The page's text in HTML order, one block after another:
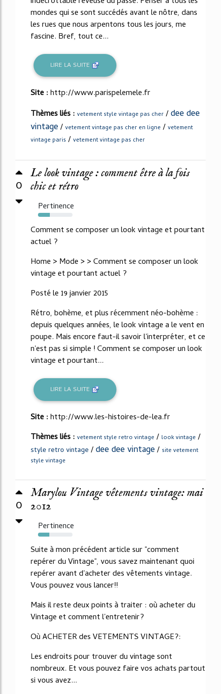
mondes qui se sont succédés avant le nôtre, dans
les rues que nous arpentons tous les jours, me
fascine. Bref, tout ce...
LIRE LA SUITE
Site :http://www.parispelemele.fr
Thèmes liés : vetement style vintage pas cher /dee dee
vintage/ vetement vintage pas cher en ligne / vetement
vintage paris / vetement vintage pas cher
0
Le look vintage : comment être à la fois
chic et rétro
Pertinence
34%
Comment se composer un look vintage et pourtant
actuel ?
Home > Mode > > Comment se composer un look
vintage et pourtant actuel ?
Posté le 19 janvier 2015
Rétro, bohème, et plus récemment néo-bohème :
depuis quelques années, le look vintage a le vent en
poupe. Mais encore faut-il savoir l'interpréter, et ce
n'est pas si simple ! Comment se composer un look
vintage et pourtant...
LIRE LA SUITE
Site :http://www.les-histoires-de-lea.fr
Thèmes liés : vetement style retro vintage / look vintage /
style retro vintage /dee dee vintage/ site vetement
style vintage
0
Marylou Vintage vêtements vintage: mai
2012
Pertinence
33%
Suite à mon précédent article sur "comment
repérer du Vintage", vous savez maintenant quoi
repérer avant d'acheter des vêtements vintage.
Vous pouvez vous lancer!!
Mais il reste deux points à traiter : où acheter du
Vintage et comment l'entretenir?
Où ACHETER des VETEMENTS VINTAGE?:
Les endroits pour trouver du vintage sont
nombreux. Et vous pouvez faire vos achats partout
si vous avez...